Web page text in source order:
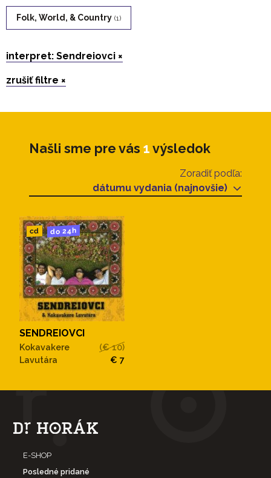
Folk, World, & Country (1)
interpret: Sendreiovci ×
zrušiť filtre ×
Našli sme pre vás 1 výsledok
Zoradiť podľa:
dátumu vydania (najnovšie)
cd do 24h
SENDREIOVCI
Kokavakere
Lavutára
(€ 10)
€ 7
E-SHOP
Posledné pridané